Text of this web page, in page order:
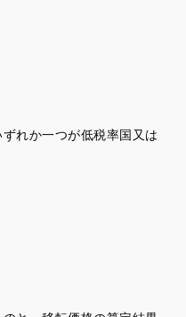
れか一つが低税率国又は